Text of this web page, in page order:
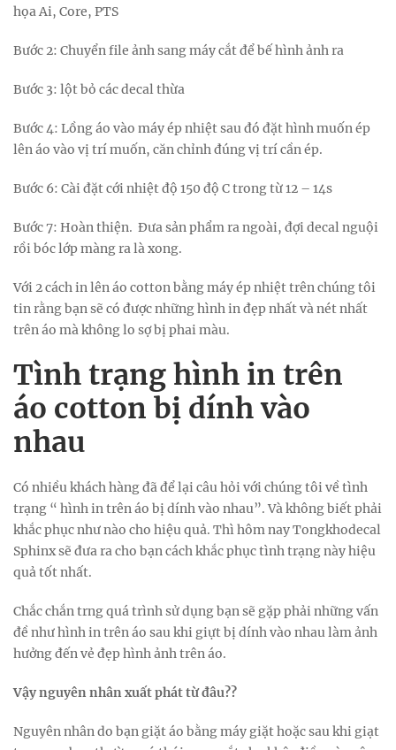
họa Ai, Core, PTS
Bước 2: Chuyển file ảnh sang máy cắt để bế hình ảnh ra
Bước 3: lột bỏ các decal thừa
Bước 4: Lồng áo vào máy ép nhiệt sau đó đặt hình muốn ép
lên áo vào vị trí muốn, căn chỉnh đúng vị trí cần ép.
Bước 6: Cài đặt cới nhiệt độ 150 độ C trong từ 12 – 14s
Bước 7: Hoàn thiện. Đưa sản phẩm ra ngoài, đợi decal nguội
rồi bóc lớp màng ra là xong.
Với 2 cách in lên áo cotton bằng máy ép nhiệt trên chúng tôi
tin rằng bạn sẽ có được những hình in đẹp nhất và nét nhất
trên áo mà không lo sợ bị phai màu.
Tình trạng hình in trên
áo cotton bị dính vào
nhau
Có nhiều khách hàng đã để lại câu hỏi với chúng tôi về tình
trạng “ hình in trên áo bị dính vào nhau”. Và không biết phải
khắc phục như nào cho hiệu quả. Thì hôm nay Tongkhodecal
Sphinx sẽ đưa ra cho bạn cách khắc phục tình trạng này hiệu
quả tốt nhất.
Chắc chắn trng quá trình sử dụng bạn sẽ gặp phải những vấn
đề như hình in trên áo sau khi giựt bị dính vào nhau làm ảnh
hưởng đến vẻ đẹp hình ảnh trên áo.
Vậy nguyên nhân xuất phát từ đâu??
Nguyên nhân do bạn giặt áo bằng máy giặt hoặc sau khi giạt